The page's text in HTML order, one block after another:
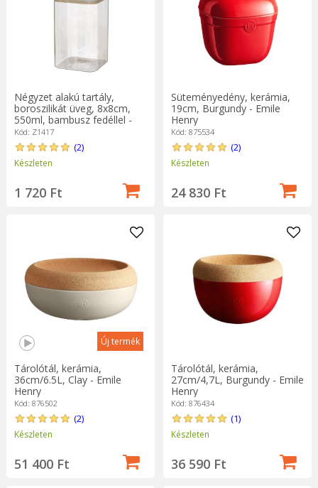
Négyzet alakú tartály,
boroszilikát üveg, 8x8cm,
550ml, bambusz fedéllel -
Zokura
Kód: Z1417
(2)
Készleten
1 720 Ft
Süteményedény, kerámia,
19cm, Burgundy - Emile
Henry
Kód: 875534
(2)
Készleten
24 830 Ft
Új termék
Tárolótál, kerámia,
36cm/6.5L, Clay - Emile
Henry
Kód: 876502
(2)
Készleten
51 400 Ft
Tárolótál, kerámia,
27cm/4,7L, Burgundy - Emile
Henry
Kód: 876434
(1)
Készleten
36 590 Ft